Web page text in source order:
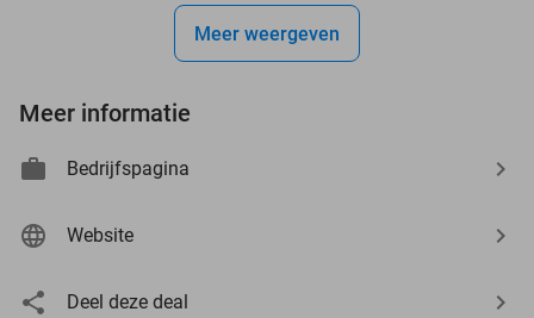
Meer weergeven
Meer informatie
Bedrijfspagina
Website
Deel deze deal